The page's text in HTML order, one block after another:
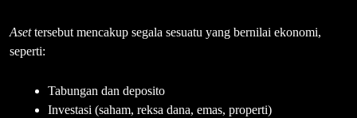
Asettersebut mencakup segala sesuatu yang bernilai ekonomi,
seperti:
Tabungan dan deposito
Investasi (saham, reksa dana, emas, properti)